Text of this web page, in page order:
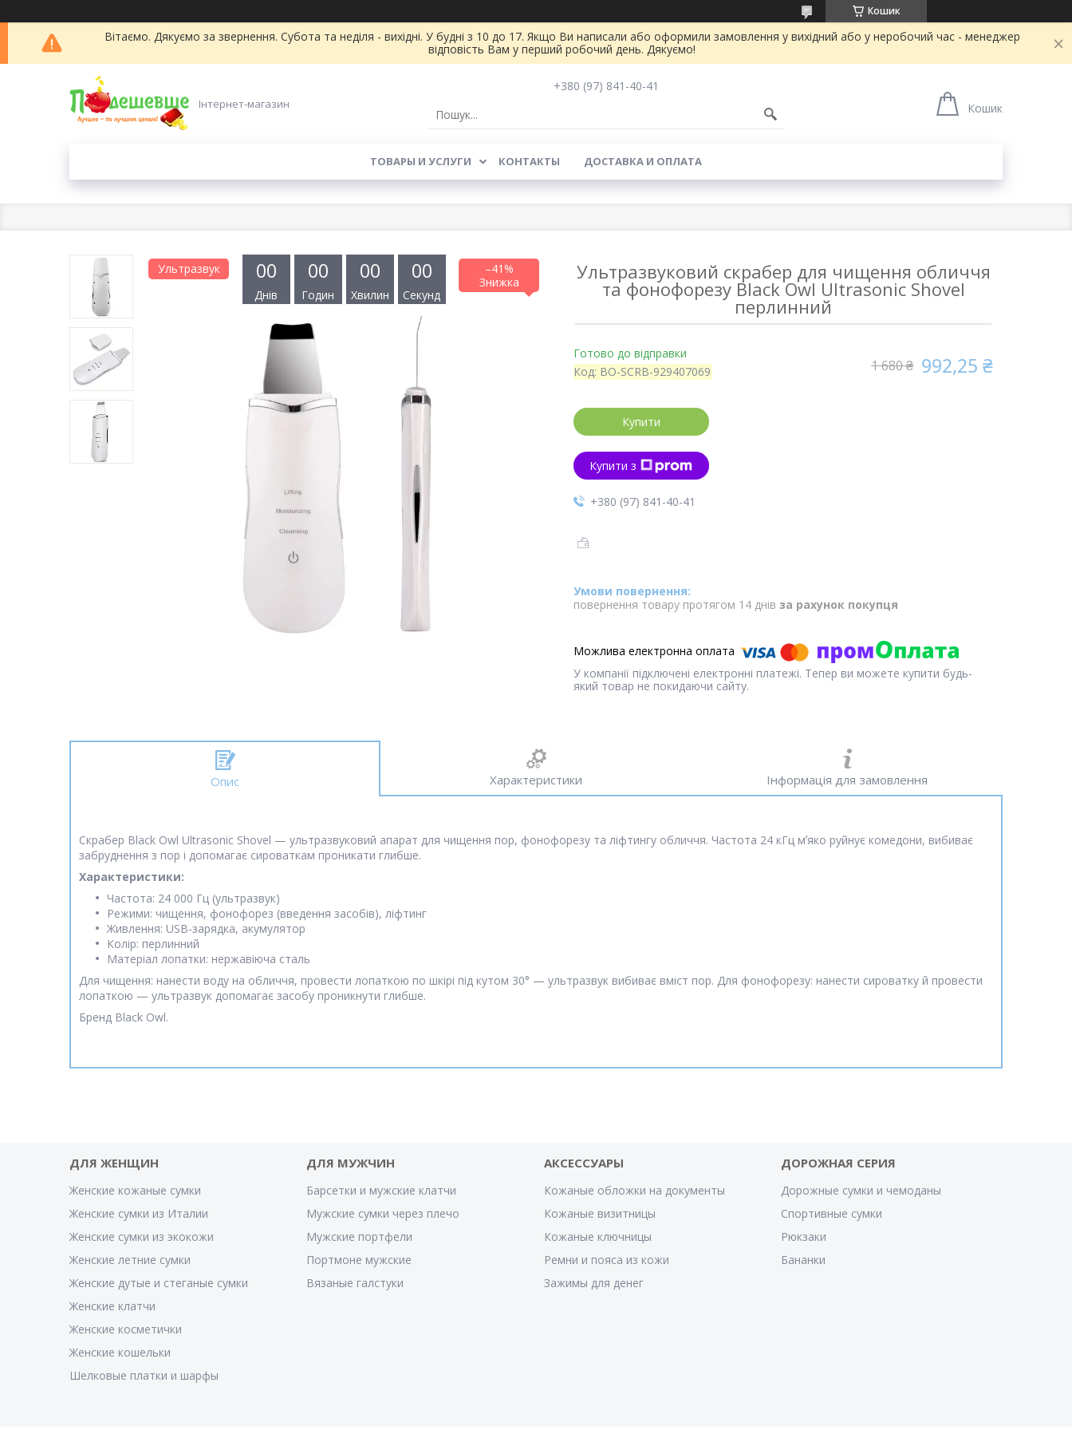
Кошик
Вітаємо. Дякуємо за звернення. Субота та неділя - вихідні. У будні з 10 до 17. Якщо Ви написали або оформили замовлення у вихідний або у неробочий час - менеджер
відповість Вам у перший робочий день. Дякуємо!
Інтернет-магазин
+380 (97) 841-40-41
Кошик
ТОВАРЫ И УСЛУГИ КОНТАКТЫ ДОСТАВКА И ОПЛАТА
Ультразвук –41%
00
Днів
00
Годин
00
Хвилин
00
Секунд
Ультразвуковий скрабер для чищення обличчя
та фонофорезу Black Owl Ultrasonic Shovel
перлинний
Готово до відправки
Код: BO-SCRB-929407069 1 680 ₴ 992,25 ₴
Купити
Купити з
+380 (97) 841-40-41
повернення товару протягом 14 днів за рахунок покупця
У компанії підключені електронні платежі. Тепер ви можете купити будь-
який товар не покидаючи сайту.
Опис Характеристики Інформація для замовлення
Скрабер Black Owl Ultrasonic Shovel — ультразвуковий апарат для чищення пор, фонофорезу та ліфтингу обличчя. Частота 24 кГц мʼяко руйнує комедони, вибиває
забруднення з пор і допомагає сироваткам проникати глибше.
Характеристики:
Частота: 24 000 Гц (ультразвук)
Режими: чищення, фонофорез (введення засобів), ліфтинг
Живлення: USB-зарядка, акумулятор
Колір: перлинний
Матеріал лопатки: нержавіюча сталь
Для чищення: нанести воду на обличчя, провести лопаткою по шкірі під кутом 30° — ультразвук вибиває вміст пор. Для фонофорезу: нанести сироватку й провести
лопаткою — ультразвук допомагає засобу проникнути глибше.
Бренд Black Owl.
ДЛЯ ЖЕНЩИН
Женские кожаные сумки
Женские сумки из Италии
Женские сумки из экокожи
Женские летние сумки
Женские дутые и стеганые сумки
Женские клатчи
Женские косметички
Женские кошельки
Шелковые платки и шарфы
ДЛЯ МУЖЧИН
Барсетки и мужские клатчи
Мужские сумки через плечо
Мужские портфели
Портмоне мужские
Вязаные галстуки
АКСЕССУАРЫ
Кожаные обложки на документы
Кожаные визитницы
Кожаные ключницы
Ремни и пояса из кожи
Зажимы для денег
ДОРОЖНАЯ СЕРИЯ
Дорожные сумки и чемоданы
Спортивные сумки
Рюкзаки
Бананки